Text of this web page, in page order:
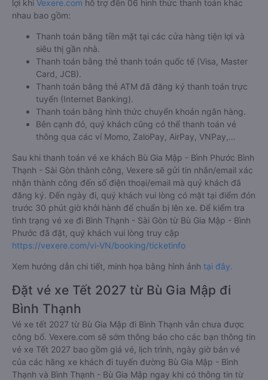
lợi khi Vexere.com hỗ trợ đến 06 hình thức thanh toán khác
nhau bao gồm:
Thanh toán bằng tiền mặt tại các cửa hàng tiện lợi và
siêu thị gần nhà.
Thanh toán bằng thẻ thanh toán quốc tế (Visa, Master
Card, JCB).
Thanh toán bằng thẻ ATM đã đăng ký thanh toán trực
tuyến (Internet Banking).
Thanh toán bằng hình thức chuyển khoản ngân hàng.
Bên cạnh đó, quý khách cũng có thể thanh toán vé
thông qua các ví Momo, ZaloPay, AirPay, VNPay,…
Sau khi thanh toán vé xe khách Bù Gia Mập - Bình Phước Bình
Thạnh - Sài Gòn thành công, Vexere sẽ gửi tin nhắn/email xác
nhận thành công đến số điện thoại/email mà quý khách đã
đăng ký. Đến ngày đi, quý khách vui lòng có mặt tại điểm đón
trước 30 phút giờ khởi hành để chuẩn bị lên xe. Để kiểm tra
tình trạng vé xe đi Bình Thạnh - Sài Gòn từ Bù Gia Mập - Bình
Phước đã đặt, quý khách vui lòng truy cập
https://vexere.com/vi-VN/booking/ticketinfo
Xem hướng dẫn chi tiết, minh họa bằng hình ảnh tại đây.
Đặt vé xe Tết 2027 từ Bù Gia Mập đi
Bình Thạnh
Vé xe tết 2027 từ Bù Gia Mập đi Bình Thạnh vẫn chưa được
công bố. Vexere.com sẽ sớm thông báo cho các bạn thông tin
vé xe Tết 2027 bao gồm giá vé, lịch trình, ngày giờ bán vé
của các hãng xe khách đi tuyến đường Bù Gia Mập - Bình
Thạnh và Bình Thạnh - Bù Gia Mập ngay khi có thông tin từ